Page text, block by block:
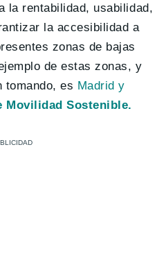
la rentabilidad, usabilidad,
la accesibilidad a
zonas de bajas
de estas zonas, y
tomando, es Madrid y
Movilidad Sostenible.